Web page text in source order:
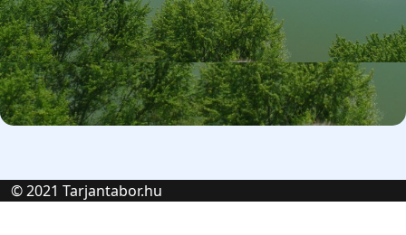
© 2021 Tarjantabor.hu